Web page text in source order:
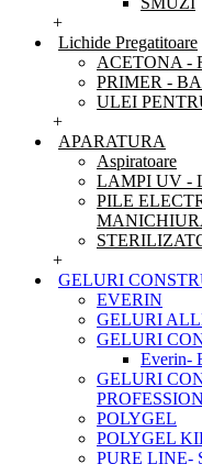
+
Lichide Pregatitoare
ACETONA -
PRIMER -
ULEI
+
APARATURA
Aspiratoare
LAMPI UV -
PILE
+
GELURI
EVERIN
GELURI
GELURI
Everin-
GELURI
POLYGEL
POLYGEL
PURE LINE-